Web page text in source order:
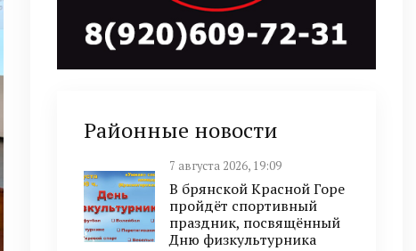
Районные новости
7 августа 2026, 19:09
В брянской Красной Горе
пройдёт спортивный
праздник, посвящённый
Дню физкультурника